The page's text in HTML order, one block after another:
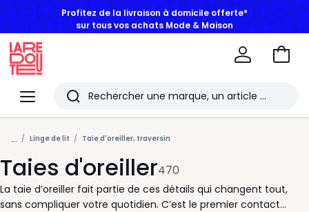
BONS PLANS | Jusqu'à -50% dès 2 articles*
Menu
Redoute
Rechercher
Les
derniers
articles
consultés
Aller
... Linge de lit Taie d'oreiller, traversin
Taies d'oreiller470
La taie d’oreiller fait partie de ces détails qui changent tout,
sans compliquer votre quotidien. C’est le premier contact